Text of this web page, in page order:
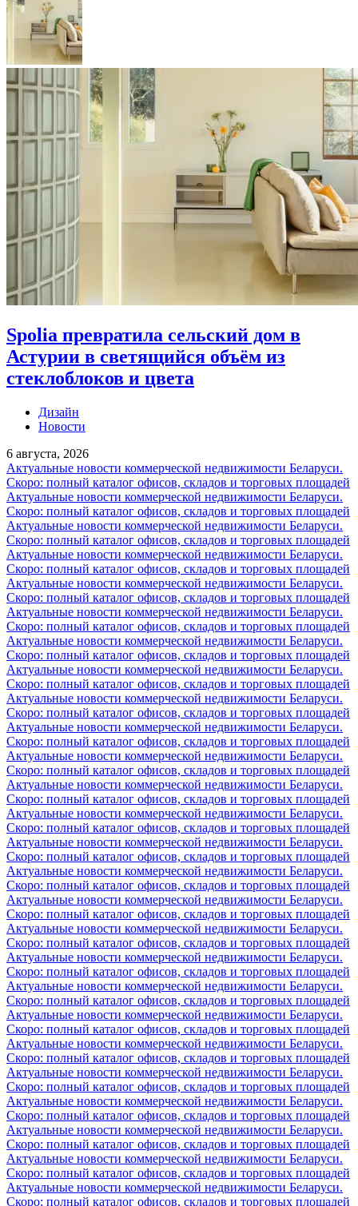
Spolia превратила сельский дом в
Астурии в светящийся объём из
стеклоблоков и цвета
Дизайн
Новости
6 августа, 2026
Актуальные новости коммерческой недвижимости Беларуси.
Скоро: полный каталог офисов, складов и торговых площадей
Актуальные новости коммерческой недвижимости Беларуси.
Скоро: полный каталог офисов, складов и торговых площадей
Актуальные новости коммерческой недвижимости Беларуси.
Скоро: полный каталог офисов, складов и торговых площадей
Актуальные новости коммерческой недвижимости Беларуси.
Скоро: полный каталог офисов, складов и торговых площадей
Актуальные новости коммерческой недвижимости Беларуси.
Скоро: полный каталог офисов, складов и торговых площадей
Актуальные новости коммерческой недвижимости Беларуси.
Скоро: полный каталог офисов, складов и торговых площадей
Актуальные новости коммерческой недвижимости Беларуси.
Скоро: полный каталог офисов, складов и торговых площадей
Актуальные новости коммерческой недвижимости Беларуси.
Скоро: полный каталог офисов, складов и торговых площадей
Актуальные новости коммерческой недвижимости Беларуси.
Скоро: полный каталог офисов, складов и торговых площадей
Актуальные новости коммерческой недвижимости Беларуси.
Скоро: полный каталог офисов, складов и торговых площадей
Актуальные новости коммерческой недвижимости Беларуси.
Скоро: полный каталог офисов, складов и торговых площадей
Актуальные новости коммерческой недвижимости Беларуси.
Скоро: полный каталог офисов, складов и торговых площадей
Актуальные новости коммерческой недвижимости Беларуси.
Скоро: полный каталог офисов, складов и торговых площадей
Актуальные новости коммерческой недвижимости Беларуси.
Скоро: полный каталог офисов, складов и торговых площадей
Актуальные новости коммерческой недвижимости Беларуси.
Скоро: полный каталог офисов, складов и торговых площадей
Актуальные новости коммерческой недвижимости Беларуси.
Скоро: полный каталог офисов, складов и торговых площадей
Актуальные новости коммерческой недвижимости Беларуси.
Скоро: полный каталог офисов, складов и торговых площадей
Актуальные новости коммерческой недвижимости Беларуси.
Скоро: полный каталог офисов, складов и торговых площадей
Актуальные новости коммерческой недвижимости Беларуси.
Скоро: полный каталог офисов, складов и торговых площадей
Актуальные новости коммерческой недвижимости Беларуси.
Скоро: полный каталог офисов, складов и торговых площадей
Актуальные новости коммерческой недвижимости Беларуси.
Скоро: полный каталог офисов, складов и торговых площадей
Актуальные новости коммерческой недвижимости Беларуси.
Скоро: полный каталог офисов, складов и торговых площадей
Актуальные новости коммерческой недвижимости Беларуси.
Скоро: полный каталог офисов, складов и торговых площадей
Актуальные новости коммерческой недвижимости Беларуси.
Скоро: полный каталог офисов, складов и торговых площадей
Актуальные новости коммерческой недвижимости Беларуси.
Скоро: полный каталог офисов, складов и торговых площадей
Актуальные новости коммерческой недвижимости Беларуси.
Скоро: полный каталог офисов, складов и торговых площадей